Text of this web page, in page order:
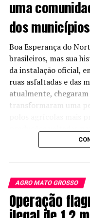
Parceria une
internacional
O movimento também
americano Summit
da FS. Segundo o
a parceria reúne
complementaridade e
futuro dos
operação abre
destacando o
Verticalização
estratégica
uma
dos
Boa Esperança do
brasileiros, mas sua
da instalação oficial,
ruas asfaltadas e das
atualmente,
transformaram uma
AGRO MATO GROSSO
Operação